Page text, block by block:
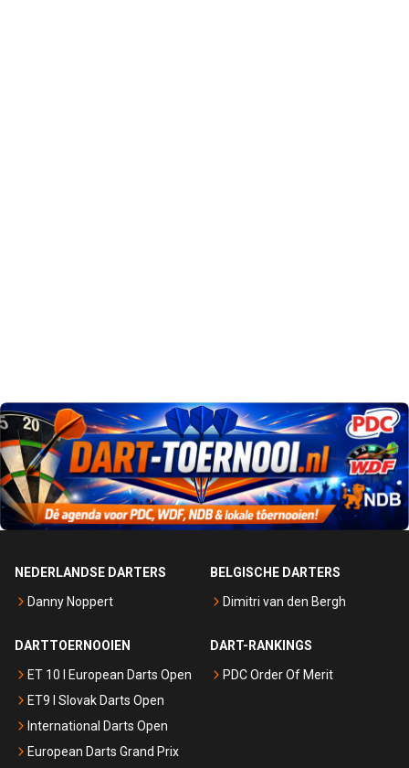
NEDERLANDSE DARTERS
Danny Noppert
BELGISCHE DARTERS
Dimitri van den Bergh
DARTTOERNOOIEN
ET 10 I European Darts Open
ET9 I Slovak Darts Open
International Darts Open
European Darts Grand Prix
DART-RANKINGS
PDC Order Of Merit